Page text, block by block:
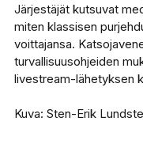
Järjestäjät kutsuvat
miten klassisen
voittajansa.
turvallisuusohjeiden
livestream-lähetyksen
Kuva: Sten-Erik